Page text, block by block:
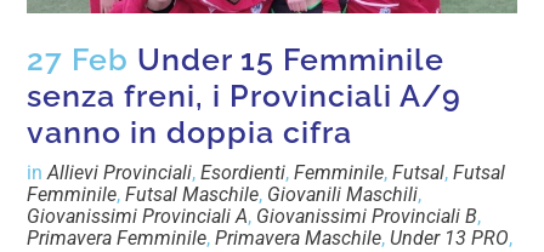
27 Feb Under 15 Femminile
senza freni, i Provinciali A/9
vanno in doppia cifra
inAllievi Provinciali,Esordienti,Femminile,Futsal,Futsal
Femminile,Futsal Maschile, Giovanili Maschili,
Giovanissimi Provinciali A, Giovanissimi Provinciali B,
Primavera Femminile,Primavera Maschile, Under 13 PRO,